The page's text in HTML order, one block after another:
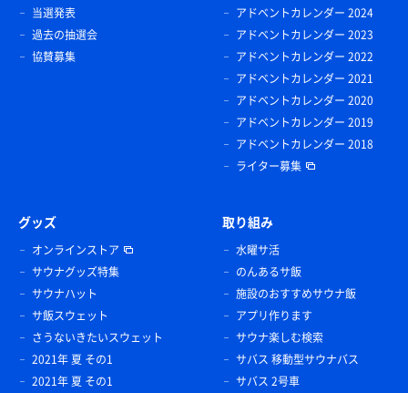
当選発表
過去の抽選会
協賛募集
アドベントカレンダー 2024
アドベントカレンダー 2023
アドベントカレンダー 2022
アドベントカレンダー 2021
アドベントカレンダー 2020
アドベントカレンダー 2019
アドベントカレンダー 2018
ライター募集
グッズ
オンラインストア
サウナグッズ特集
サウナハット
サ飯スウェット
さうないきたいスウェット
2021年 夏 その1
2021年 夏 その1
取り組み
水曜サ活
のんあるサ飯
施設のおすすめサウナ飯
アプリ作ります
サウナ楽しむ検索
サバス 移動型サウナバス
サバス 2号車